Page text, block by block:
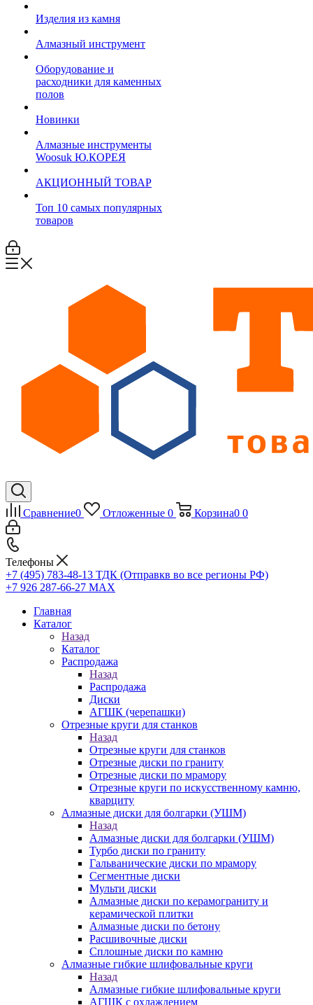
Изделия из камня
Алмазный инструмент
Оборудование и
расходники для каменных
полов
Новинки
Алмазные инструменты
Woosuk Ю.КОРЕЯ
АКЦИОННЫЙ ТОВАР
Топ 10 самых популярных
товаров
Сравнение0 Отложенные 0 Корзина0 0
Телефоны
+7 (495) 783-48-13 ТДК (Отправкв во все регионы РФ)
+7 926 287-66-27 МАХ
Главная
Каталог
Назад
Каталог
Распродажа
Назад
Распродажа
Диски
АГШК (черепашки)
Отрезные круги для станков
Назад
Отрезные круги для станков
Отрезные диски по граниту
Отрезные диски по мрамору
Отрезные круги по искусственному камню,
кварциту
Алмазные диски для болгарки (УШМ)
Назад
Алмазные диски для болгарки (УШМ)
Турбо диски по граниту
Гальванические диски по мрамору
Сегментные диски
Мульти диски
Алмазные диски по керамограниту и
керамической плитки
Алмазные диски по бетону
Расшивочные диски
Сплошные диски по камню
Алмазные гибкие шлифовальные круги
Назад
Алмазные гибкие шлифовальные круги
АГШК с охлаждением